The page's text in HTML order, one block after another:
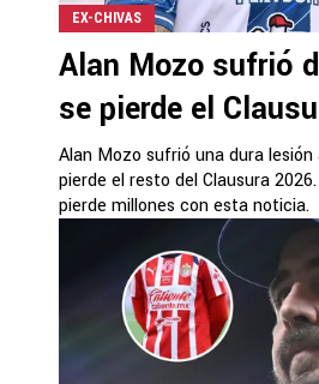
EX-CHIVAS
Alan Mozo sufrió
se pierde el
Alan Mozo sufrió una dura
pierde el resto del Clausura
pierde millones con esta noticia.